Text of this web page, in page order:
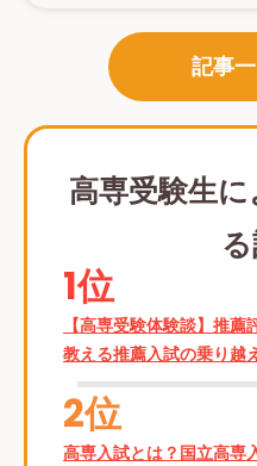
記事
高専受験生
1位
【高専受験体験談】推
教える推薦入試の乗り越
2位
高専入試とは？国立高専